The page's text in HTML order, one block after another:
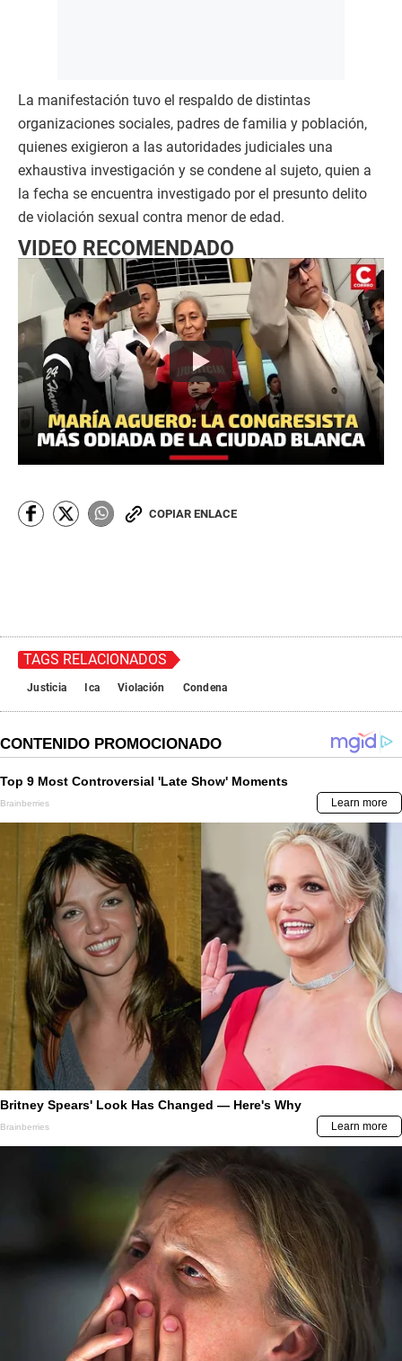
La manifestación tuvo el respaldo de distintas
organizaciones sociales, padres de familia y población,
quienes exigieron a las autoridades judiciales una
exhaustiva investigación y se condene al sujeto, quien a
la fecha se encuentra investigado por el presunto delito
de violación sexual contra menor de edad.
VIDEO RECOMENDADO
COPIAR ENLACE
TAGS RELACIONADOS
Justicia Ica Violación Condena